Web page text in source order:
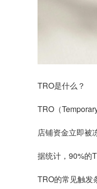
TRO是什么？
TRO（
店铺资金立即被
据统计，90%的
TRO的常见触发